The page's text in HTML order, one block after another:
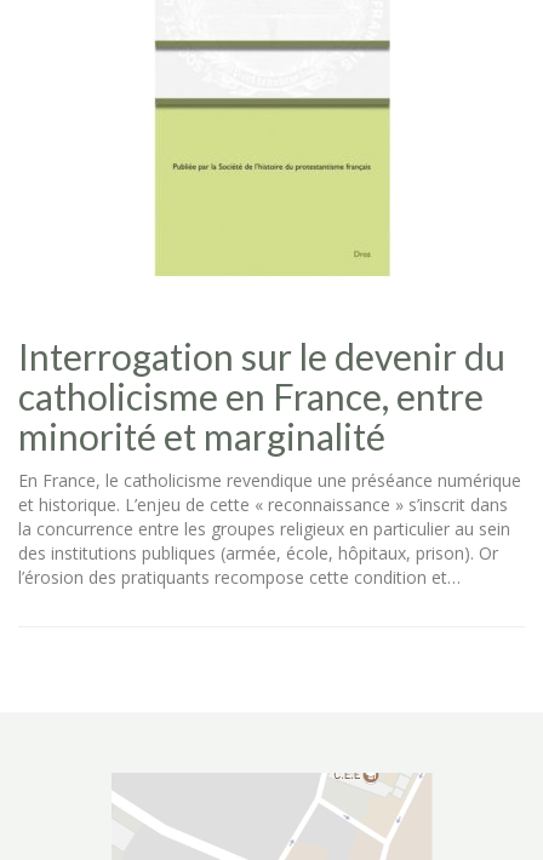
Interrogation sur le devenir du
catholicisme en France, entre
minorité et marginalité
En France, le catholicisme revendique une préséance numérique
et historique. L’enjeu de cette « reconnaissance » s’inscrit dans
la concurrence entre les groupes religieux en particulier au sein
des institutions publiques (armée, école, hôpitaux, prison). Or
l’érosion des pratiquants recompose cette condition et…